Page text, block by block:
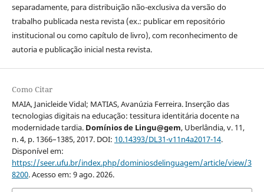
separadamente, para distribuição não-exclusiva da versão do
trabalho publicada nesta revista (ex.: publicar em repositório
institucional ou como capítulo de livro), com reconhecimento de
autoria e publicação inicial nesta revista.
Como Citar
MAIA, Janicleide Vidal; MATIAS, Avanúzia Ferreira. Inserção das
tecnologias digitais na educação: tessitura identitária docente na
modernidade tardia. Domínios de Lingu@gem, Uberlândia, v. 11,
n. 4, p. 1366–1385, 2017. DOI: 10.14393/DL31-v11n4a2017-14.
Disponível em:
https://seer.ufu.br/index.php/dominiosdelinguagem/article/view/3
8200. Acesso em: 9 ago. 2026.